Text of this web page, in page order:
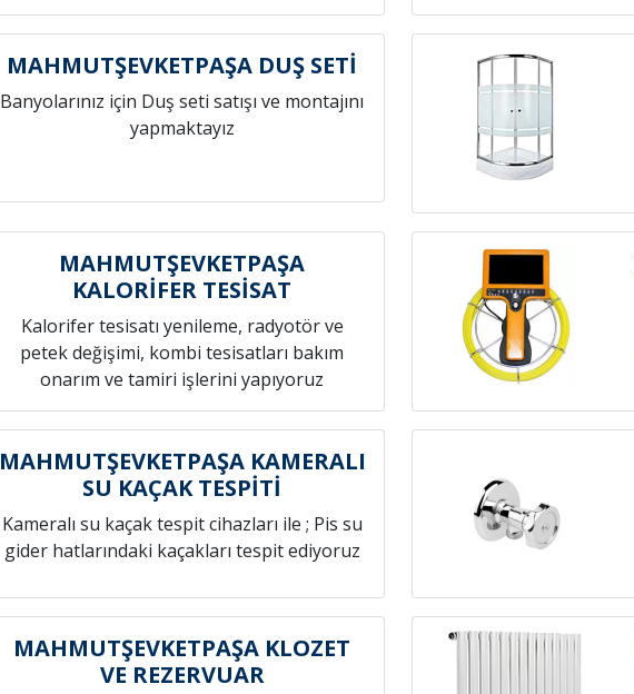
MAHMUTŞEVKETPAŞA DUŞ SETİ
Banyolarınız için Duş seti satışı ve montajını
yapmaktayız
MAHMUTŞEVKETPAŞA
KALORİFER TESİSAT
Kalorifer tesisatı yenileme, radyotör ve
petek değişimi, kombi tesisatları bakım
onarım ve tamiri işlerini yapıyoruz
MAHMUTŞEVKETPAŞA KAMERALI
SU KAÇAK TESPİTİ
Kameralı su kaçak tespit cihazları ile ; Pis su
gider hatlarındaki kaçakları tespit ediyoruz
MAHMUTŞEVKETPAŞA KLOZET
VE REZERVUAR